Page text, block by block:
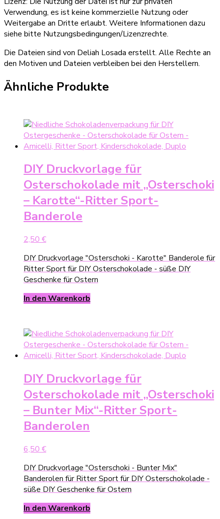
Verwendung, es ist keine kommerzielle Nutzung oder
Weitergabe an Dritte erlaubt. Weitere Informationen dazu
siehe bitte Nutzungsbedingungen/Lizenzrechte.
Die Dateien sind von Deliah Losada erstellt. Alle Rechte an
den Motiven und Dateien verbleiben bei den Herstellern.
Ähnliche Produkte
DIY Druckvorlage für
Osterschokolade mit „Osterschoki
– Karotte“-Ritter Sport-
Banderole
2,50 €
DIY Druckvorlage "Osterschoki - Karotte" Banderole für
Ritter Sport für DIY Osterschokolade - süße DIY
Geschenke für Ostern
In den Warenkorb
DIY Druckvorlage für
Osterschokolade mit „Osterschoki
– Bunter Mix“-Ritter Sport-
Banderolen
6,50 €
DIY Druckvorlage "Osterschoki - Bunter Mix"
Banderolen für Ritter Sport für DIY Osterschokolade -
süße DIY Geschenke für Ostern
In den Warenkorb